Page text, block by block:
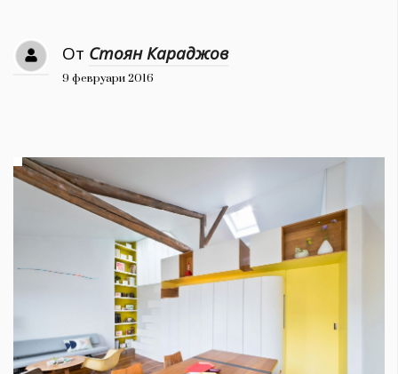
Дизайн
Книги
30+ 1970
1709
Пътувай
Здраве 389
От Стоян Караджов
9 февруари 2016